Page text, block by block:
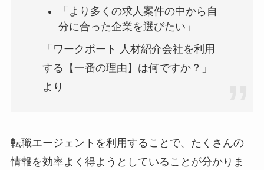
「より多くの求人案件の中から自
分に合った企業を選びたい」
「ワークポート 人材紹介会社を利用
する【一番の理由】は何ですか？」
より
転職エージェントを利用することで、たくさんの
情報を効率よく得ようとしていることが分かりま